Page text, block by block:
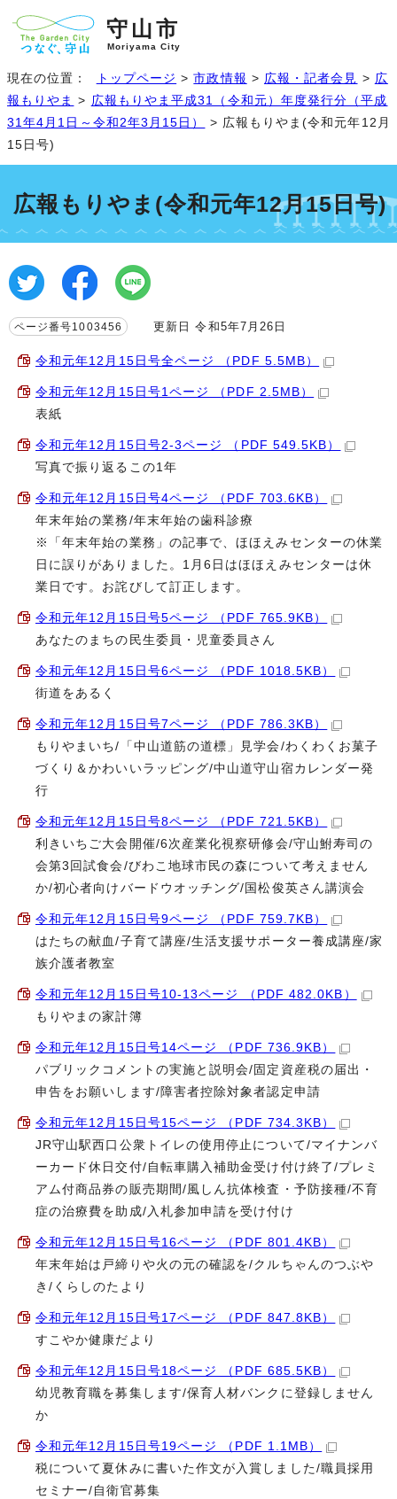
守山市
Moriyama City
現在の位置： トップページ >市政情報 > 広報・記者会見 > 広
報もりやま > 広報もりやま平成31（令和元）年度発行分（平成
31年4月1日～令和2年3月15日）
> 広報もりやま(令和元年12月
15日号)
広報もりやま(令和元年12月15日号)
ページ番号1003456 更新日 令和5年7月26日
令和元年12月15日号全ページ （PDF 5.5MB）
令和元年12月15日号1ページ （PDF 2.5MB）
表紙
令和元年12月15日号2-3ページ （PDF 549.5KB）
写真で振り返るこの1年
令和元年12月15日号4ページ （PDF 703.6KB）
年末年始の業務/年末年始の歯科診療
※「年末年始の業務」の記事で、ほほえみセンターの休業
日に誤りがありました。1月6日はほほえみセンターは休
業日です。お詫びして訂正します。
令和元年12月15日号5ページ （PDF 765.9KB）
あなたのまちの民生委員・児童委員さん
令和元年12月15日号6ページ （PDF 1018.5KB）
街道をあるく
令和元年12月15日号7ページ （PDF 786.3KB）
もりやまいち/「中山道筋の道標」見学会/わくわくお菓子
づくり＆かわいいラッピング/中山道守山宿カレンダー発
行
令和元年12月15日号8ページ （PDF 721.5KB）
利きいちご大会開催/6次産業化視察研修会/守山鮒寿司の
会第3回試食会/びわこ地球市民の森について考えません
か/初心者向けバードウオッチング/国松俊英さん講演会
令和元年12月15日号9ページ （PDF 759.7KB）
はたちの献血/子育て講座/生活支援サポーター養成講座/家
族介護者教室
令和元年12月15日号10-13ページ （PDF 482.0KB）
もりやまの家計簿
令和元年12月15日号14ページ （PDF 736.9KB）
パブリックコメントの実施と説明会/固定資産税の届出・
申告をお願いします/障害者控除対象者認定申請
令和元年12月15日号15ページ （PDF 734.3KB）
JR守山駅西口公衆トイレの使用停止について/マイナンバ
ーカード休日交付/自転車購入補助金受け付け終了/プレミ
アム付商品券の販売期間/風しん抗体検査・予防接種/不育
症の治療費を助成/入札参加申請を受け付け
令和元年12月15日号16ページ （PDF 801.4KB）
年末年始は戸締りや火の元の確認を/クルちゃんのつぶや
き/くらしのたより
令和元年12月15日号17ページ （PDF 847.8KB）
すこやか健康だより
令和元年12月15日号18ページ （PDF 685.5KB）
幼児教育職を募集します/保育人材バンクに登録しません
か
令和元年12月15日号19ページ （PDF 1.1MB）
税について夏休みに書いた作文が入賞しました/職員採用
セミナー/自衛官募集